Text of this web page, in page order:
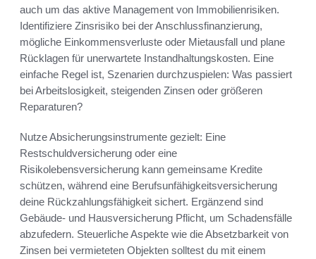
auch um das aktive Management von Immobilienrisiken.
Identifiziere Zinsrisiko bei der Anschlussfinanzierung,
mögliche Einkommensverluste oder Mietausfall und plane
Rücklagen für unerwartete Instandhaltungskosten. Eine
einfache Regel ist, Szenarien durchzuspielen: Was passiert
bei Arbeitslosigkeit, steigenden Zinsen oder größeren
Reparaturen?
Nutze Absicherungsinstrumente gezielt: Eine
Restschuldversicherung oder eine
Risikolebensversicherung kann gemeinsame Kredite
schützen, während eine Berufsunfähigkeitsversicherung
deine Rückzahlungsfähigkeit sichert. Ergänzend sind
Gebäude- und Hausversicherung Pflicht, um Schadensfälle
abzufedern. Steuerliche Aspekte wie die Absetzbarkeit von
Zinsen bei vermieteten Objekten solltest du mit einem